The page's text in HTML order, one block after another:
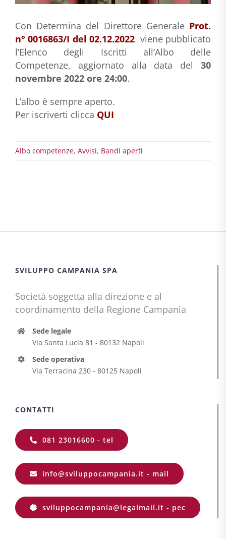
Con Determina del Direttore Generale Prot.
n° 0016863/I del 02.12.2022 viene pubblicato
l’Elenco degli Iscritti all’Albo delle
Competenze, aggiornato alla data del30
novembre 2022 ore 24:00.
L’albo è sempre aperto.
Per iscriverti clicca QUI
Albo competenze, Avvisi, Bandi aperti
SVILUPPO CAMPANIA SPA
Società soggetta alla direzione e al
coordinamento della Regione Campania
Sede legale
Via Santa Lucia 81 - 80132 Napoli
Sede operativa
Via Terracina 230 - 80125 Napoli
CONTATTI
081 23016600 - tel
info@sviluppocampania.it - mail
sviluppocampania@legalmail.it - pec